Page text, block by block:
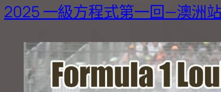
2025 一級方程式第一回—澳洲